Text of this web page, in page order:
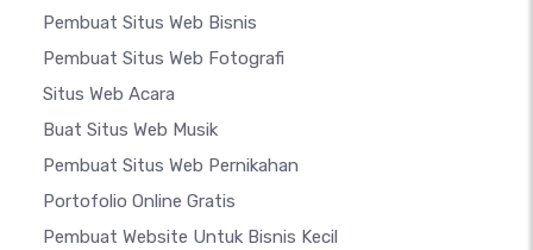
Pembuat Situs Web Bisnis
Pembuat Situs Web Fotografi
Situs Web Acara
Buat Situs Web Musik
Pembuat Situs Web Pernikahan
Portofolio Online Gratis
Pembuat Website Untuk Bisnis Kecil